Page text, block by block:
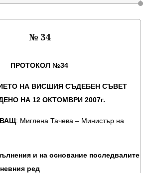
№ 34
ПРОТОКОЛ №34
НА ВИСШИЯ СЪДЕБЕН СЪВЕТ
НА 12 ОКТОМВРИ 2007г.
: Миглена Тачева – Министър на
и на основание последвалите
ред